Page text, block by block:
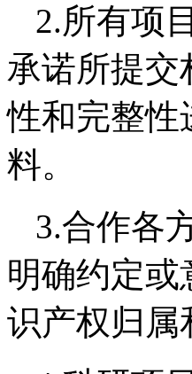
2.所有项
承诺所提交
性和完整性
料。
3.合作各
明确约定
识产权归属